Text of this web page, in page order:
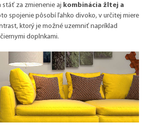
za zmienenie aj kombinácia žltej a
spojenie pôsobí ľahko divoko, v určitej miere
ktorý je možné uzemniť napríklad
doplnkami.